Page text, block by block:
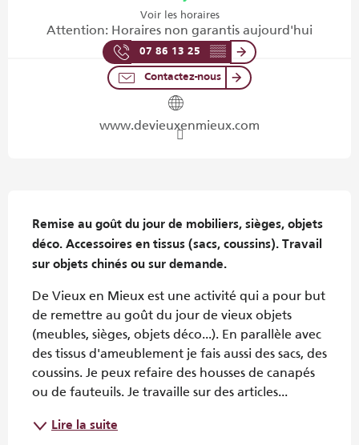
Voir les horaires
Attention: Horaires non garantis aujourd'hui
07 86 13 25 ▒▒
Contactez-nous
www.devieuxenmieux.com
Remise au goût du jour de mobiliers, sièges, objets
déco. Accessoires en tissus (sacs, coussins). Travail
sur objets chinés ou sur demande.
De Vieux en Mieux est une activité qui a pour but
de remettre au goût du jour de vieux objets
(meubles, sièges, objets déco...). En parallèle avec
des tissus d'ameublement je fais aussi des sacs, des
coussins. Je peux refaire des housses de canapés
ou de fauteuils. Je travaille sur des articles...
Lire la suite